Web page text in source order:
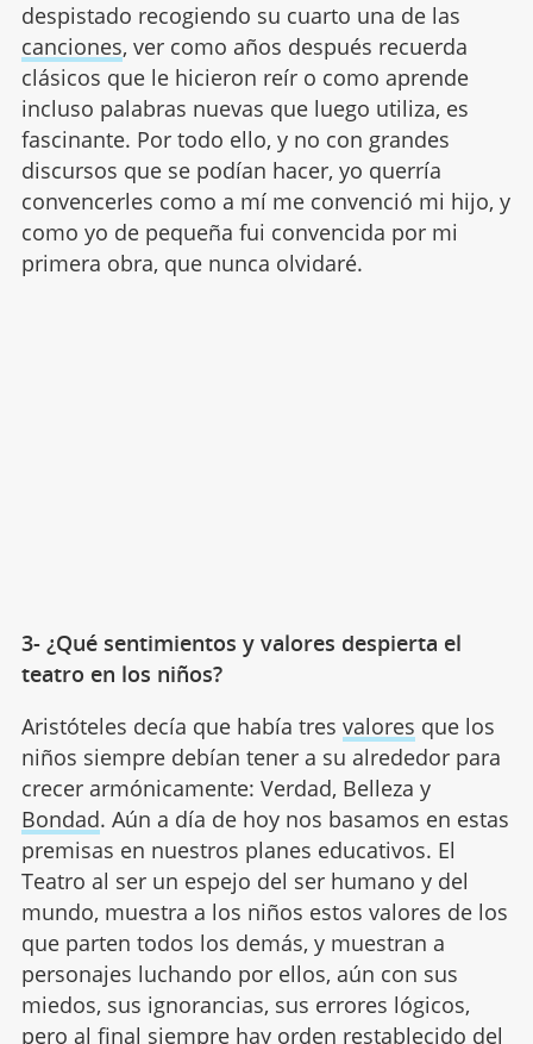
despistado recogiendo su cuarto una de las
canciones, ver como años después recuerda
clásicos que le hicieron reír o como aprende
incluso palabras nuevas que luego utiliza, es
fascinante. Por todo ello, y no con grandes
discursos que se podían hacer, yo querría
convencerles como a mí me convenció mi hijo, y
como yo de pequeña fui convencida por mi
primera obra, que nunca olvidaré.
3- ¿Qué sentimientos y valores despierta el
teatro en los niños?
Aristóteles decía que había tres valores que los
niños siempre debían tener a su alrededor para
crecer armónicamente: Verdad, Belleza y
Bondad. Aún a día de hoy nos basamos en estas
premisas en nuestros planes educativos. El
Teatro al ser un espejo del ser humano y del
mundo, muestra a los niños estos valores de los
que parten todos los demás, y muestran a
personajes luchando por ellos, aún con sus
miedos, sus ignorancias, sus errores lógicos,
pero al final siempre hay orden restablecido del